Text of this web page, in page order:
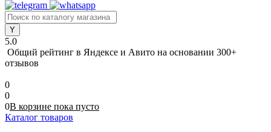
5.0
Общий рейтинг в Яндексе и Авито на основании 300+
отзывов
0
0
0В корзине пока пусто
Каталог товаров